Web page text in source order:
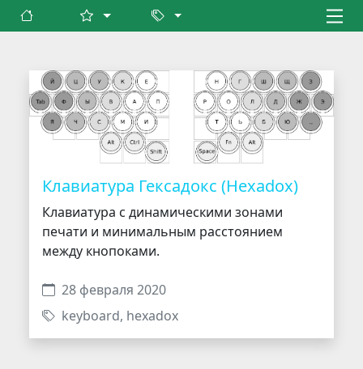
Клавиатура Гексадокс (Hexadox)
Клавиатура с динамическими зонами
печати и минимальным расстоянием
между кнопоками.
28 февраля 2020
keyboard, hexadox